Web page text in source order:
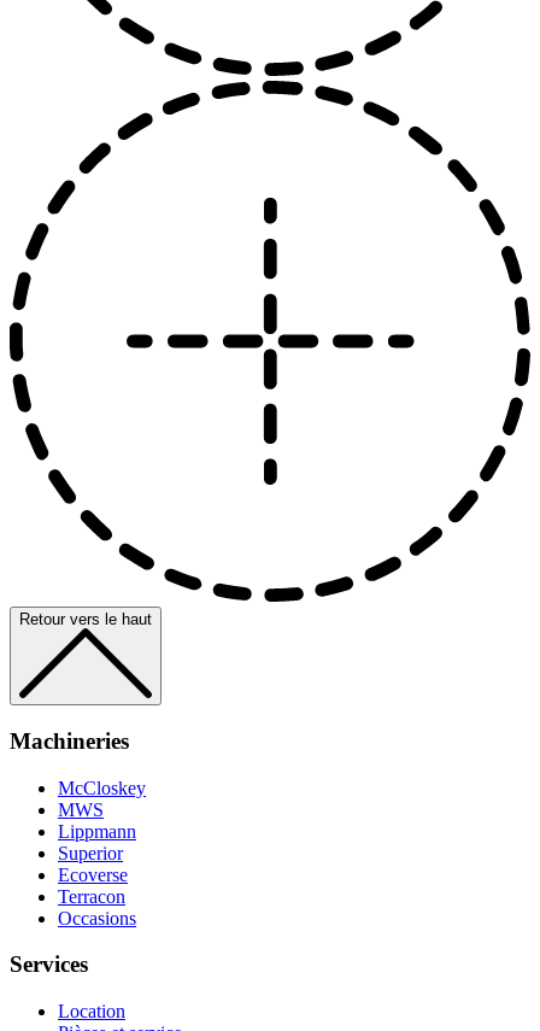
Retour vers le haut
Machineries
McCloskey
MWS
Lippmann
Superior
Ecoverse
Terracon
Occasions
Services
Location